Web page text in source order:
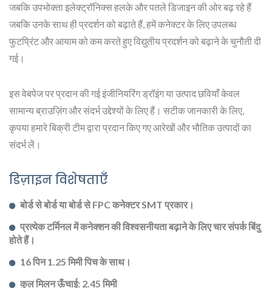
जबकि उपभोक्ता इलेक्ट्रॉनिक्स हलके और पतले डिजाइन की ओर बढ़ रहे हैं
जबकि उनके साथ ही प्रदर्शन को बढ़ाते हैं, हमें कनेक्टर के लिए उपलब्ध
फुटप्रिंट और आयाम को कम करते हुए विद्युतीय प्रदर्शन को बढ़ाने के चुनौती दी
गई।
इस वेबपेज पर प्रदान की गई इंजीनियरिंग ड्रॉइंग या उत्पाद छवियाँ केवल
सामान्य ब्राउज़िंग और संदर्भ उद्देश्यों के लिए हैं। सटीक जानकारी के लिए,
कृपया हमारे बिक्री टीम द्वारा प्रदान किए गए आरेखों और भौतिक उत्पादों का
संदर्भ लें।
डिज़ाइन विशेषताएँ
बोर्ड से बोर्ड या बोर्ड से FPC कनेक्टर SMT प्रकार।
प्रत्येक टर्मिनल में कनेक्शन की विश्वसनीयता बढ़ाने के लिए चार संपर्क बिंदु
होते हैं।
16 पिन 1.25 मिमी पिच के साथ।
कुल मिलन ऊँचाई: 2.45 मिमी